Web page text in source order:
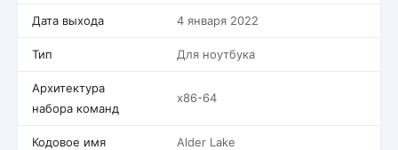
Дата выхода 4 января 2022
Тип Для ноутбука
Архитектура
набора команд
x86-64
Кодовое имя Alder Lake